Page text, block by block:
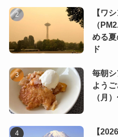
【ワ
（
める
ド
毎朝
よう
（月
【